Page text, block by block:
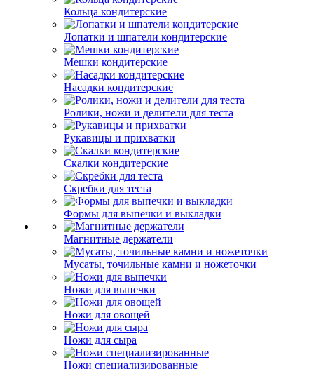
Кольца кондитерские
Лопатки и шпатели кондитерские
Мешки кондитерские
Насадки кондитерские
Ролики, ножи и делители для теста
Рукавицы и прихватки
Скалки кондитерские
Скребки для теста
Формы для выпечки и выкладки
Магнитные держатели
Мусаты, точильные камни и ножеточки
Ножи для выпечки
Ножи для овощей
Ножи для сыра
Ножи специализированные